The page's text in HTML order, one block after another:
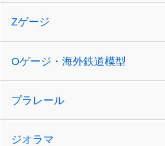
Zゲージ
Oゲージ・海外鉄道模型
プラレール
ジオラマ